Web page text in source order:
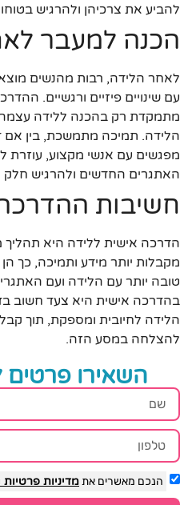
להביע את צרכיהן ולהרגיש
הכנה למעבר
לאחר הלידה, רבות מהנשים
עם שינויים פיזיים ורגשיים.
מתמקדת רק בהכנה ללידה
הלידה. תמיכה מתמשכת, בין אם
מפגשים עם אנשי מקצוע, עוזרת
האתגרים החדשים ולהרגיש חלק
חשיבות
הדרכה אישית ללידה היא
מקבלות יותר מידע ותמיכה, כך
טובה יותר עם הלידה ועם
בהדרכה אישית היא צעד חשוב
הלידה לחיובית ומספקת, תוך
להצלחה במסע הזה.
השאירו פרטים
הנכם מאשרים אתמדיניות פרטיות